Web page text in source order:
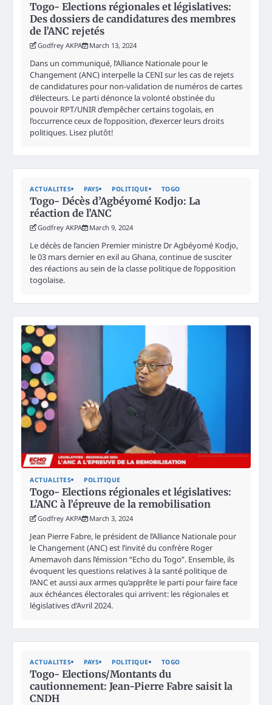
Togo- Elections régionales et législatives:
Des dossiers de candidatures des membres
de l’ANC rejetés
Godfrey AKPA March 13, 2024
Dans un communiqué, l’Alliance Nationale pour le
Changement (ANC) interpelle la CENI sur les cas de rejets
de candidatures pour non-validation de numéros de cartes
d’électeurs. Le parti dénonce la volonté obstinée du
pouvoir RPT/UNIR d’empêcher certains togolais, en
l’occurrence ceux de l’opposition, d’exercer leurs droits
politiques. Lisez plutôt!
ACTUALITES PAYS POLITIQUE TOGO
Togo- Décès d’Agbéyomé Kodjo: La
réaction de l’ANC
Godfrey AKPA March 9, 2024
Le décès de l’ancien Premier ministre Dr Agbéyomé Kodjo,
le 03 mars dernier en exil au Ghana, continue de susciter
des réactions au sein de la classe politique de l’opposition
togolaise.
ACTUALITES POLITIQUE
Togo- Elections régionales et législatives:
L’ANC à l’épreuve de la remobilisation
Godfrey AKPA March 3, 2024
Jean Pierre Fabre, le président de l’Alliance Nationale pour
le Changement (ANC) est l’invité du confrère Roger
Amemavoh dans l’émission “Echo du Togo”. Ensemble, ils
évoquent les questions relatives à la santé politique de
l’ANC et aussi aux armes qu’apprête le parti pour faire face
aux échéances électorales qui arrivent: les régionales et
législatives d’Avril 2024.
ACTUALITES PAYS POLITIQUE TOGO
Togo- Elections/Montants du
cautionnement: Jean-Pierre Fabre saisit la
CNDH